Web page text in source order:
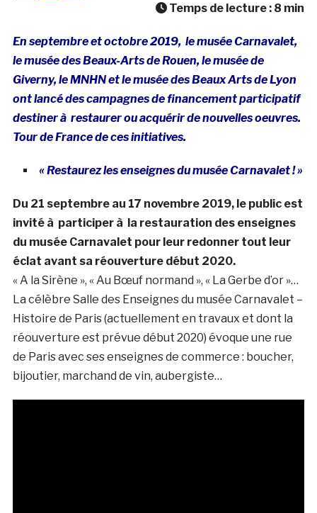
Temps de lecture : 8 min
En septembre et octobre 2019, le musée Carnavalet,
le musée des Beaux-Arts de Rouen, le musée de
Giverny, le MNHN et le musée des Beaux Arts de Lyon
ont lancé des campagnes de financement participatif
destiner à restaurer ou acquérir de nouvelles oeuvres.
Tour de France de ces initiatives.
« Restaurez les enseignes du musée Carnavalet ! »
Du 21 septembre au 17 novembre 2019, le public est
invité à participer à la restauration des enseignes
du musée Carnavalet pour leur redonner tout leur
éclat avant sa réouverture début 2020.
« A la Sirène », « Au Bœuf normand », « La Gerbe d’or »…
La célèbre Salle des Enseignes du musée Carnavalet –
Histoire de Paris (actuellement en travaux et dont la
réouverture est prévue début 2020) évoque une rue
de Paris avec ses enseignes de commerce : boucher,
bijoutier, marchand de vin, aubergiste…